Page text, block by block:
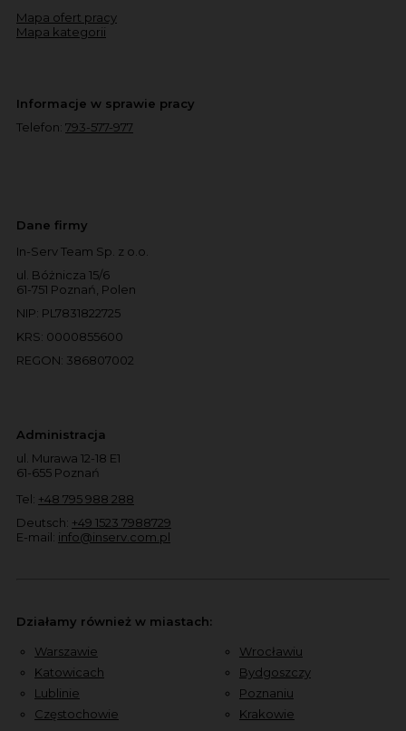
Mapa ofert pracy
Mapa kategorii
Informacje w sprawie pracy
Telefon: 793-577-977
Dane firmy
In-Serv Team Sp. z o.o.
ul. Bóżnicza 15/6
61-751 Poznań, Polen
NIP: PL7831822725
KRS: 0000855600
REGON: 386807002
Administracja
ul. Murawa 12-18 E1
61-655 Poznań
Tel: +48 795 988 288
Deutsch: +49 1523 7988729
E-mail: info@inserv.com.pl
Działamy również w miastach:
Warszawie
Katowicach
Lublinie
Częstochowie
Wrocławiu
Bydgoszczy
Poznaniu
Krakowie